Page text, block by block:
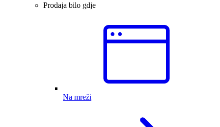
Prodaja bilo gdje
Na mreži